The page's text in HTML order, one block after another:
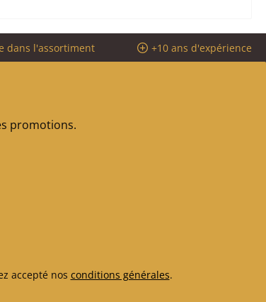
dans l'assortiment +10 ans d'expérience
promotions.
accepté nos conditions générales.